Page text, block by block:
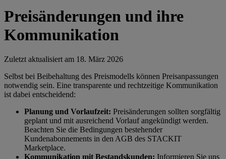
Preisänderungen und ihre
Kommunikation
Zuletzt aktualisiert am 18. März 2026
Selbst bei Beibehaltung des Preismodells können Preisanpassungen
notwendig sein. Eine transparente und rechtzeitige Kommunikation
ist dabei entscheidend:
Planung und Vorlaufzeit: Preisänderungen sollten sorgfältig
geplant und mit ausreichend Vorlauf angekündigt werden.
Beachten Sie die Bedingungen bestehender
Kundenabonnements in den AGB des STACKIT
Marketplace.
Kommunikation mit Bestandskunden: Informieren Sie uns